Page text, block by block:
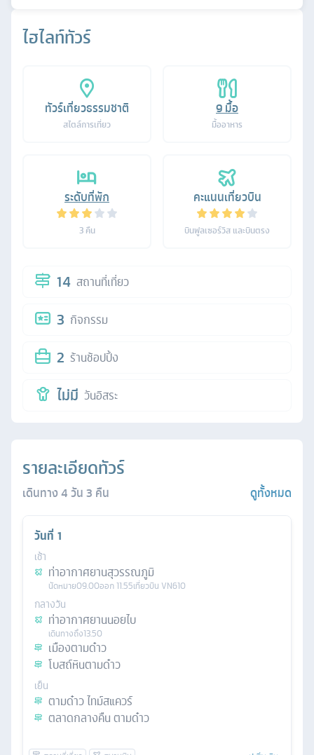
ไฮไลท์ทัวร์
ทัวร์เที่ยวธรรมชาติ
สไตล์การเที่ยว
9มื้อ
มื้ออาหาร
ระดับที่พัก
3คืน
คะแนนเที่ยวบิน
บินฟูลเซอร์วิส และบินตรง
14 สถานที่เที่ยว
3 กิจกรรม
2 ร้านช้อปปิ้ง
ไม่มี วันอิสระ
รายละเอียดทัวร์
เดินทาง4วัน3 คืน ดูทั้งหมด
วันที่ 1
เช้า
ท่าอากาศยานสุวรรณภูมิ
นัดหมาย09.00ออก11.55เที่ยวบิน VN610
กลางวัน
ท่าอากาศยานนอยไบ
เดินทางถึง13.50
เมืองตามด๋าว
โบสถ์หินตามด๋าว
เย็น
ตามด๋าว ไทม์สแควร์
ตลาดกลางคืน ตามด๋าว